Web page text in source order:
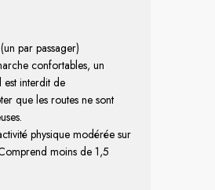
par passager)
confortables, un
est interdit de
que les routes ne sont
physique modérée sur
moins de 1,5